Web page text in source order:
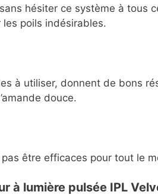
hésiter ce système à tous
les poils indésirables.
à utiliser, donnent de bons
douce.
être efficaces pour tout le
à lumière pulsée IPL